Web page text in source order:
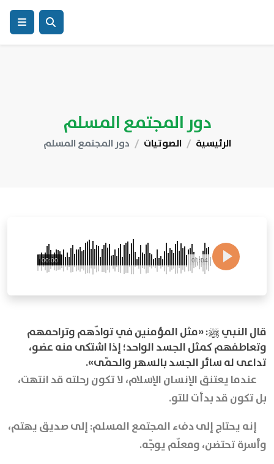
دور المجتمع المسلم
الرئيسية الصوتيات دور المجتمع المسلم
01:04
00:00
قال النبي ﷺ: «مثل المؤمنين في توادّهم وتراحمهم
وتعاطفهم كمثل الجسد الواحد؛ إذا اشتكى منه عضو،
تداعى له سائر الجسد بالسهر والحمّى».
عندما يعتنق الإنسان الإسلام، لا تكون رحلته قد انتهت،
بل تكون قد بدأت للتو.
إنه يحتاج إلى دفء المجتمع المسلم: إلى صديق يهتم،
وأسرة تحتضن، ومعلّم يوجّه.